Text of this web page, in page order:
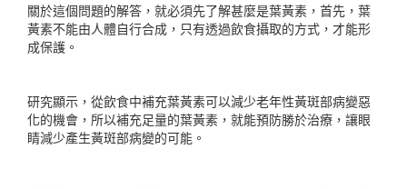
關於這個問題的解答，就必須先了解甚麼是葉黃素，首先，葉
黃素不能由人體自行合成，只有透過飲食攝取的方式，才能形
成保護。
研究顯示，從飲食中補充葉黃素可以減少老年性黃斑部病變惡
化的機會，所以補充足量的葉黃素，就能預防勝於治療，讓眼
睛減少產生黃斑部病變的可能。